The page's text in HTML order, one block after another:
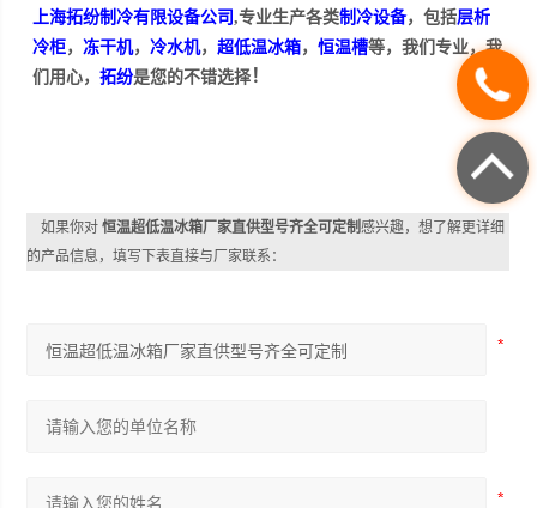
上海拓纷制冷有限设备公司,专业生产各类制冷设备，包括层析
冷柜， 冻干机，冷水机，超低温冰箱，恒温槽等，我们专业，我
们用心，拓纷是您的不错选择！
如果你对恒温超低温冰箱厂家直供型号齐全可定制感兴趣，想了解更详细
的产品信息，填写下表直接与厂家联系：